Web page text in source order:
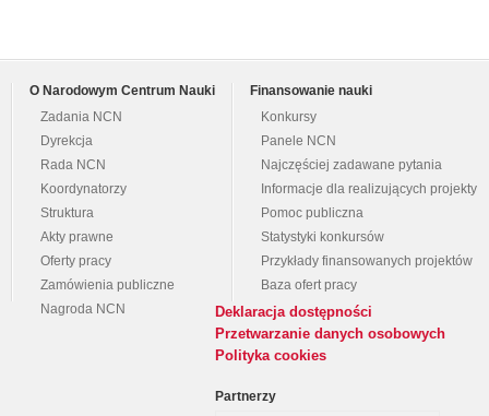
O Narodowym Centrum Nauki
Zadania NCN
Dyrekcja
Rada NCN
Koordynatorzy
Struktura
Akty prawne
Oferty pracy
Zamówienia publiczne
Nagroda NCN
Finansowanie nauki
Konkursy
Panele NCN
Najczęściej zadawane pytania
Informacje dla realizujących projekty
Pomoc publiczna
Statystyki konkursów
Przykłady finansowanych projektów
Baza ofert pracy
Deklaracja dostępności
Przetwarzanie danych osobowych
Polityka cookies
Partnerzy